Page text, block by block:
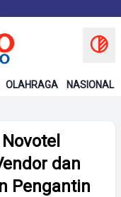
OLAHRAGA NASIONAL
dan
Pengantin